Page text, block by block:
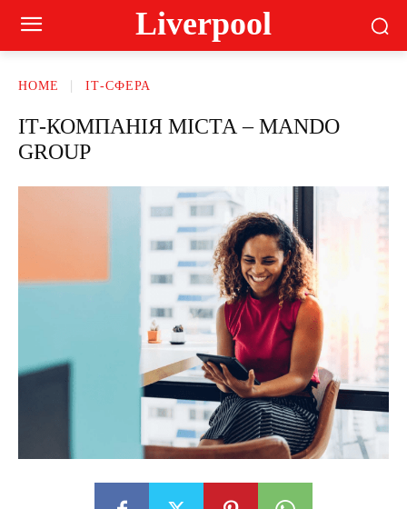
Liverpool
HOME ІТ-СФЕРА
ІТ-КОМПАНІЯ МІСТА – MANDO
GROUP